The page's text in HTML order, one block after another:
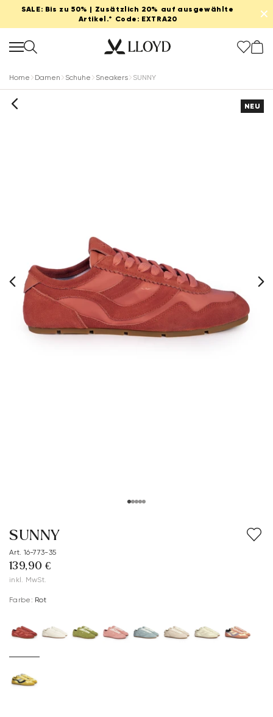
SALE: Bis zu 50% | Zusätzlich 20% auf ausgewählte
Artikel.* Code: EXTRA20
✕
Home Damen Schuhe Sneakers SUNNY
NEU
SUNNY
Art. 16-773-35
139,90 €
inkl. MwSt.
Farbe: Rot